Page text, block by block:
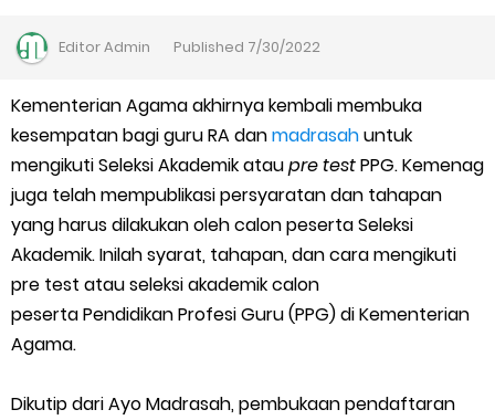
Kalender Pendidikan Madrasah 2026/2027 | Excel & PDF (Ditjen
Juknis Penerbitan Ijazah Madrasah Tahun 2026
Solusi Agar Valid Rapor & Status Verval di PDUM Tercentang
TKA Susulan jenjang SD/MI dan SMP/MTs
Cara Mengajukan Tunjangan Insentif di EMIS-GTK Baru
Ajuan Tunjangan Insentif Guru dan Tenaga Kependidikan di
EditorAdmin Published 7/30/2022
Kementerian Agama akhirnya kembali membuka
kesempatan bagi guru RA danmadrasahuntuk
mengikuti Seleksi Akademik ataupre testPPG. Kemenag
juga telah mempublikasi persyaratan dan tahapan
yang harus dilakukan oleh calon peserta Seleksi
Akademik. Inilah syarat, tahapan, dan cara mengikuti
pre test atau seleksi akademik calon
peserta Pendidikan Profesi Guru (PPG) di Kementerian
Agama.
Dikutip dari Ayo Madrasah, pembukaan pendaftaran